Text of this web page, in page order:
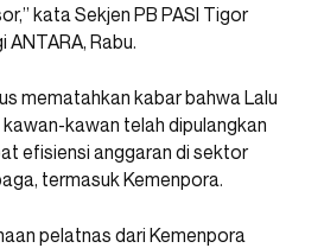
kata Sekjen PB PASI Tigor
ANTARA, Rabu.
mematahkan kabar bahwa Lalu
kawan telah dipulangkan
efisiensi anggaran di sektor
termasuk Kemenpora.
pelatnas dari Kemenpora